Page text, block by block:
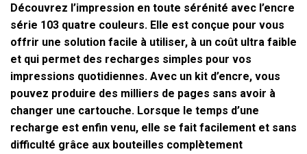
Découvrez l’impression en toute sérénité avec l’encre
série 103 quatre couleurs. Elle est conçue pour vous
offrir une solution facile à utiliser, à un coût ultra faible
et qui permet des recharges simples pour vos
impressions quotidiennes. Avec un kit d’encre, vous
pouvez produire des milliers de pages sans avoir à
changer une cartouche. Lorsque le temps d’une
recharge est enfin venu, elle se fait facilement et sans
difficulté grâce aux bouteilles complètement